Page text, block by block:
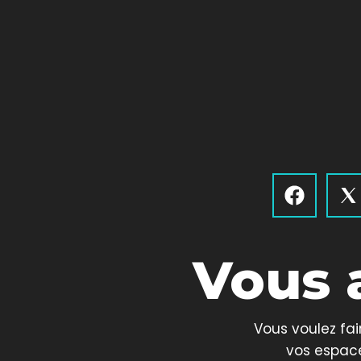
F
a
c
o
o
k
I
c
o
s
8
T
i
Vous
Vous voulez
vos